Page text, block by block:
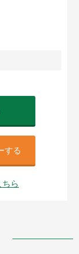
する
ら